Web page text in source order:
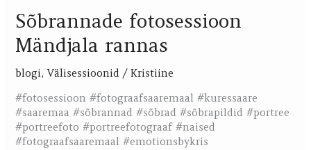
Sõbrannade fotosessioon
Mändjala rannas
blogi,Välisessioonid /Kristiine
#fotosessioon #fotograafsaaremaal #kuressaare
#saaremaa #sõbrannad #sõbrad #sõbrapildid #portree
#portreefoto #portreefotograaf #naised
#fotograafsaaremaal #emotionsbykris